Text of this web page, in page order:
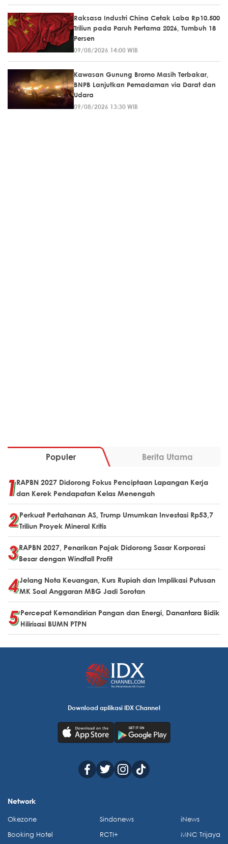
Raksasa Industri China Cetak Laba Rp10.500
Triliun pada Paruh Pertama 2026, Tumbuh 18
Persen
09/08/2026 14:00 WIB
Kawasan Gunung Bromo Masih Terbakar,
BNPB Lanjutkan Pemadaman via Darat dan
Udara
09/08/2026 13:30 WIB
Populer Berita Utama
RAPBN 2027 Didorong Fokus Penciptaan Lapangan Kerja
dan Kerek Pendapatan Kelas Menengah
Perkuat Pertahanan AS, Trump Umumkan Investasi Rp53,7
Triliun Proyek Mineral Kritis
RAPBN 2027, Penarikan Pajak Didorong Sasar Korporasi
Besar dengan Windfall Profit
Jelang Nota Keuangan, Kurs Rupiah dan Implikasi Putusan
MK Soal Anggaran MBG Jadi Sorotan
Percepat Kemandirian Pangan dan Energi, Danantara Bidik
Hilirisasi BUMN PTPN
Download aplikasi IDX Channel
Network
Okezone
Booking Hotel
Sindonews
RCTI+
iNews
MNC Trijaya